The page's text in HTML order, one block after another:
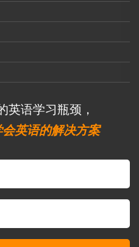
英语学习瓶颈，
会英语的解决方案